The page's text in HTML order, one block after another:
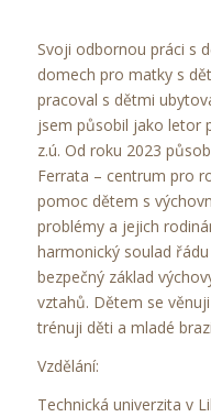
Svoji odbornou práci s
domech pro matky s
pracoval s dětmi
jsem působil jako letor
z.ú. Od roku 2023
Ferrata – centrum pro
pomoc dětem s
problémy a jejich
harmonický soulad
bezpečný základ
vztahů. Dětem se
trénuji děti a mladé
Vzdělání:
Technická univerzita v